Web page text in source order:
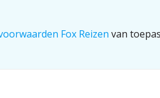
Fox Reizen van